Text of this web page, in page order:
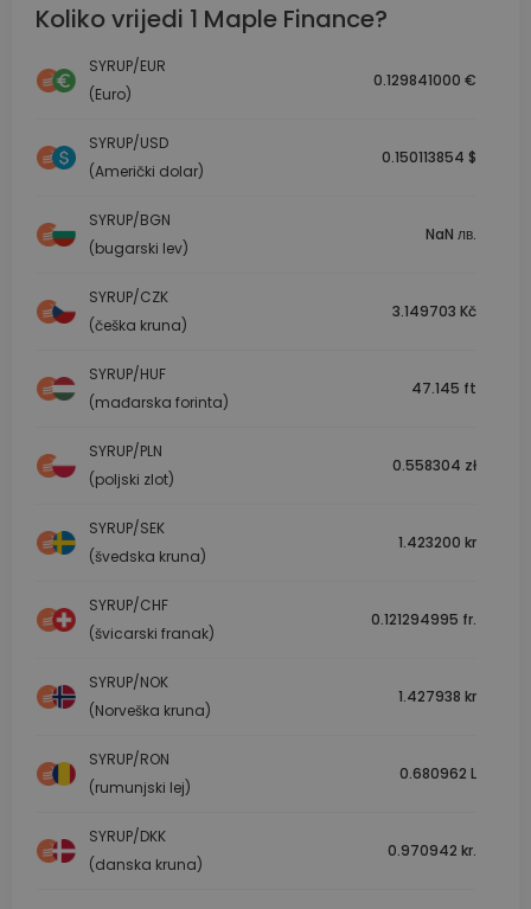
Koliko vrijedi 1 Maple Finance?
SYRUP/EUR
(Euro)
0.129841000 €
SYRUP/USD
(Američki dolar)
0.150113854 $
SYRUP/BGN
(bugarski lev)
NaN лв.
SYRUP/CZK
(češka kruna)
3.149703 Kč
SYRUP/HUF
(mađarska forinta)
47.145 ft
SYRUP/PLN
(poljski zlot)
0.558304 zł
SYRUP/SEK
(švedska kruna)
1.423200 kr
SYRUP/CHF
(švicarski franak)
0.121294995 fr.
SYRUP/NOK
(Norveška kruna)
1.427938 kr
SYRUP/RON
(rumunjski lej)
0.680962 L
SYRUP/DKK
(danska kruna)
0.970942 kr.